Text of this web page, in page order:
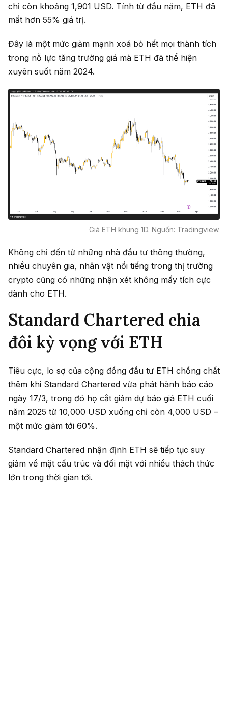
chỉ còn khoảng 1,901 USD. Tính từ đầu năm, ETH đã
mất hơn 55% giá trị.
Đây là một mức giảm mạnh xoá bỏ hết mọi thành tích
trong nỗ lực tăng trưởng giá mà ETH đã thể hiện
xuyên suốt năm 2024.
Giá ETH khung 1D. Nguồn: Tradingview.
Không chỉ đến từ những nhà đầu tư thông thường,
nhiều chuyên gia, nhân vật nổi tiếng trong thị trường
crypto cũng có những nhận xét không mấy tích cực
dành cho ETH.
Standard Chartered chia
đôi kỳ vọng với ETH
Tiêu cực, lo sợ của cộng đồng đầu tư ETH chồng chất
thêm khi Standard Chartered vừa phát hành báo cáo
ngày 17/3, trong đó họ cắt giảm dự báo giá ETH cuối
năm 2025 từ 10,000 USD xuống chỉ còn 4,000 USD –
một mức giảm tới 60%.
Standard Chartered nhận định ETH sẽ tiếp tục suy
giảm về mặt cấu trúc và đối mặt với nhiều thách thức
lớn trong thời gian tới.